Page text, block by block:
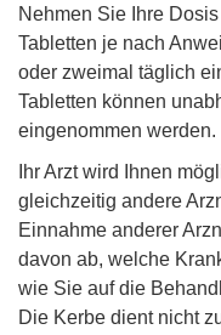
Nehmen Sie Ihre
Tabletten je nach
oder zweimal täglich
Tabletten können
eingenommen werden.
Ihr Arzt wird Ihnen
gleichzeitig andere
Einnahme anderer
davon ab, welche
wie Sie auf die
Die Kerbe dient nicht